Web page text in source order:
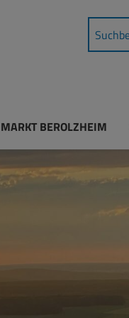
BEROLZHEIM